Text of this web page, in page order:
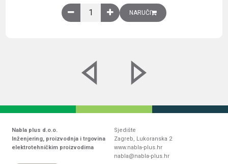
Obična montažna ploča V1000xŠ800mm,
NARUČI
Nabla plus d.o.o.
Inženjering, proizvodnja i trgovina
elektrotehničkim proizvodima
Sjedište
Zagreb, Lukoranska 2
www.nabla-plus.hr
nabla@nabla-plus.hr